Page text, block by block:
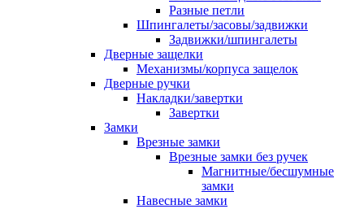
Разные петли
Шпингалеты/засовы/задвижки
Задвижки/шпингалеты
Дверные защелки
Механизмы/корпуса защелок
Дверные ручки
Накладки/завертки
Завертки
Замки
Врезные замки
Врезные замки без ручек
Магнитные/бесшумные
замки
Навесные замки